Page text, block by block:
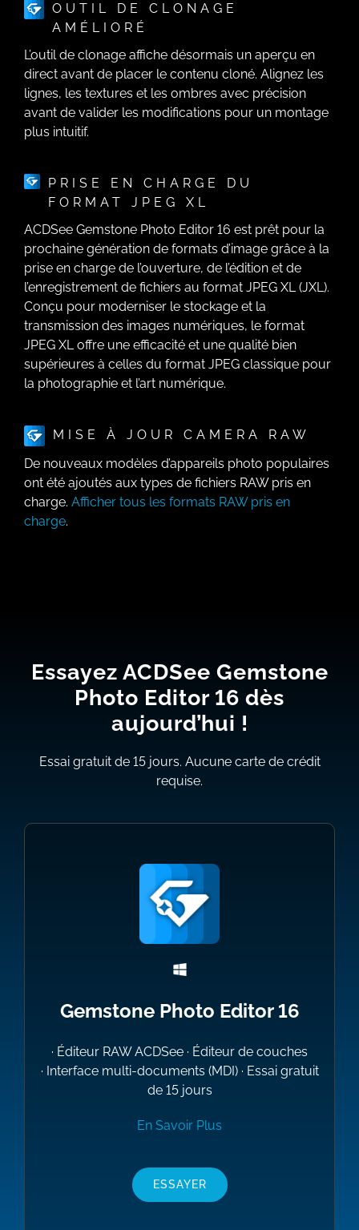
OUTIL DE CLONAGE
AMÉLIORÉ
L’outil de clonage affiche désormais un aperçu en
direct avant de placer le contenu cloné. Alignez les
lignes, les textures et les ombres avec précision
avant de valider les modifications pour un montage
plus intuitif.
PRISE EN CHARGE DU
FORMAT JPEG XL
ACDSee Gemstone Photo Editor 16 est prêt pour la
prochaine génération de formats d’image grâce à la
prise en charge de l’ouverture, de l’édition et de
l’enregistrement de fichiers au format JPEG XL (JXL).
Conçu pour moderniser le stockage et la
transmission des images numériques, le format
JPEG XL offre une efficacité et une qualité bien
supérieures à celles du format JPEG classique pour
la photographie et l’art numérique.
MISE À JOUR CAMERA RAW
De nouveaux modèles d’appareils photo populaires
ont été ajoutés aux types de fichiers RAW pris en
charge. Afficher tous les formats RAW pris en
charge.
Essayez ACDSee Gemstone
Photo Editor 16 dès
aujourd’hui !
Essai gratuit de 15 jours. Aucune carte de crédit
requise.
Gemstone Photo Editor 16
· Éditeur RAW ACDSee · Éditeur de couches
· Interfacemulti-documents (MDI) · Essai gratuit
de 15 jours
En Savoir Plus
ESSAYER